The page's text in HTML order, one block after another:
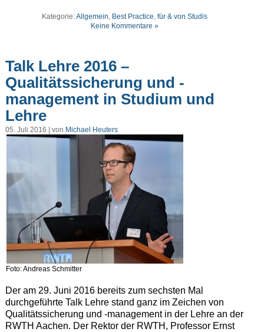
Kategorie:Allgemein, Best Practice,für & von Studis
Keine Kommentare »
Talk Lehre 2016 –
Qualitätssicherung und -
management in Studium und
Lehre
05. Juli 2016 | von Michael Heuters
Foto: Andreas Schmitter
Der am 29. Juni 2016 bereits zum sechsten Mal
durchgeführte Talk Lehre stand ganz im Zeichen von
Qualitätssicherung und -management in der Lehre an der
RWTH Aachen. Der Rektor der RWTH, Professor Ernst